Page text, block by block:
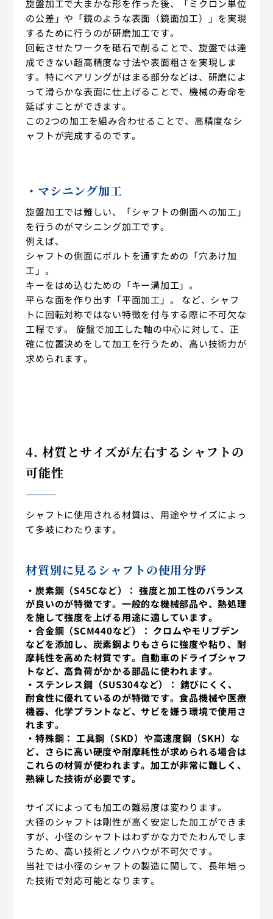
旋盤加工で大まかな形を作った後、「ミクロン単位
の公差」や「鏡のような表面（鏡面加工）」を実現
するために行うのが研磨加工です。
回転させたワークを砥石で削ることで、旋盤では達
成できない超高精度な寸法や表面粗さを実現しま
す。特にベアリングがはまる部分などは、研磨によ
って滑らかな表面に仕上げることで、機械の寿命を
延ばすことができます。
この2つの加工を組み合わせることで、高精度なシ
ャフトが完成するのです。
・マシニング加工
旋盤加工では難しい、「シャフトの側面への加工」
を行うのがマシニング加工です。
例えば、
シャフトの側面にボルトを通すための「穴あけ加
工」。
キーをはめ込むための「キー溝加工」。
平らな面を作り出す「平面加工」。 など、シャフ
トに回転対称ではない特徴を付与する際に不可欠な
工程です。 旋盤で加工した軸の中心に対して、正
確に位置決めをして加工を行うため、高い技術力が
求められます。
4. 材質とサイズが左右するシャフトの
可能性
シャフトに使用される材質は、用途やサイズによっ
て多岐にわたります。
材質別に見るシャフトの使用分野
・炭素鋼（S45Cなど）： 強度と加工性のバランス
が良いのが特徴です。一般的な機械部品や、熱処理
を施して強度を上げる用途に適しています。
・合金鋼（SCM440など）： クロムやモリブデン
などを添加し、炭素鋼よりもさらに強度や粘り、耐
摩耗性を高めた材質です。自動車のドライブシャフ
トなど、高負荷がかかる部品に使われます。
・ステンレス鋼（SUS304など）： 錆びにくく、
耐食性に優れているのが特徴です。食品機械や医療
機器、化学プラントなど、サビを嫌う環境で使用さ
れます。
・特殊鋼： 工具鋼（SKD）や高速度鋼（SKH）な
ど、さらに高い硬度や耐摩耗性が求められる場合は
これらの材質が使われます。加工が非常に難しく、
熟練した技術が必要です。
サイズによっても加工の難易度は変わります。
大径のシャフトは剛性が高く安定した加工ができま
すが、小径のシャフトはわずかな力でたわんでしま
うため、高い技術とノウハウが不可欠です。
当社では小径のシャフトの製造に関して、長年培っ
た技術で対応可能となります。